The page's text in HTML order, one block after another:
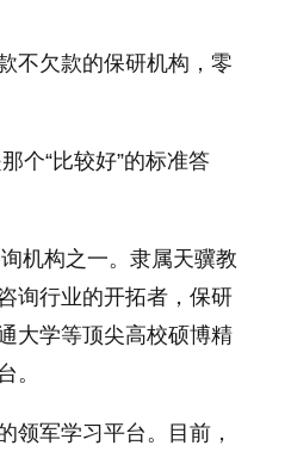
不欠款的保研机构，零
个“比较好”的标准答
机构之一。隶属天骥教
询行业的开拓者，保研
大学等顶尖高校硕博精
。
领军学习平台。目前，